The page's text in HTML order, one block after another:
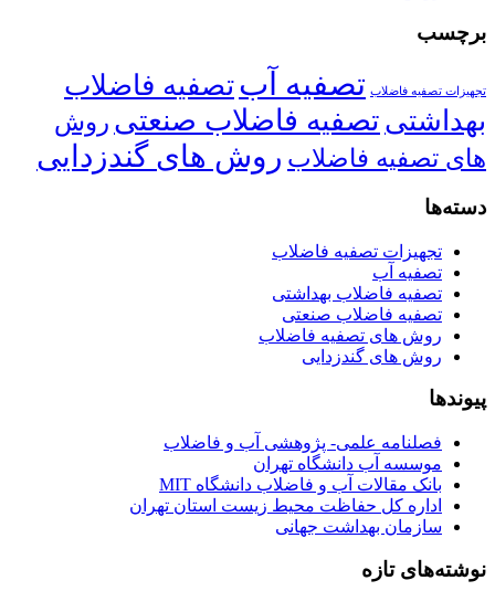
برچسب
تجهیزات تصفیه فاضلاب تصفیه آبتصفیه فاضلاب
بهداشتی تصفیه فاضلاب صنعتی روش
های تصفیه فاضلاب روش های گندزدایی
دسته‌ها
تجهیزات تصفیه فاضلاب
تصفیه آب
تصفیه فاضلاب بهداشتی
تصفیه فاضلاب صنعتی
روش های تصفیه فاضلاب
روش های گندزدایی
پیوندها
فصلنامه علمی- پژوهشی آب و فاضلاب
موسسه آب دانشگاه تهران
بانک مقالات آب و فاضلاب دانشگاه MIT
اداره کل حفاظت محیط زیست استان تهران
سازمان بهداشت جهانی
نوشته‌های تازه